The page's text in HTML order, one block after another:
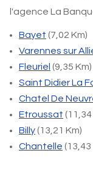
l'agence La
Bayet (7,02 Km)
Varennes sur
Fleuriel (9,35 Km)
Saint Didier La
Chatel De
Etroussat (11,34
Billy(13,21 Km)
Chantelle (13,43